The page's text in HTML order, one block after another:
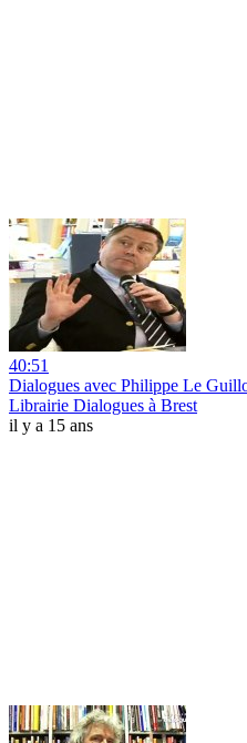
40:51
Dialogues avec Philippe Le
Librairie Dialogues à Brest
il y a 15 ans